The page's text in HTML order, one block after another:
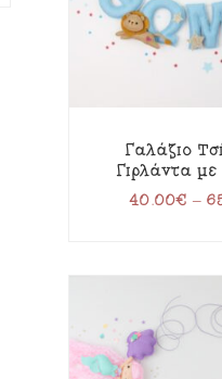
Γαλάζιο
Γιρλάντα
40.00€ –